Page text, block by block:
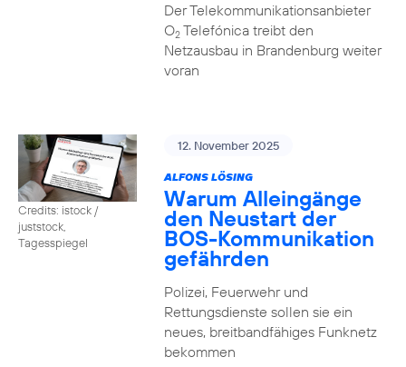
Der Telekommunikationsanbieter
O2Telefónica treibt den
Netzausbau in Brandenburg weiter
voran
Credits: istock /
juststock,
Tagesspiegel
12. November 2025
ALFONS LÖSING
Warum Alleingänge
den Neustart der
BOS-Kommunikation
gefährden
Polizei, Feuerwehr und
Rettungsdienste sollen sie ein
neues, breitbandfähiges Funknetz
bekommen